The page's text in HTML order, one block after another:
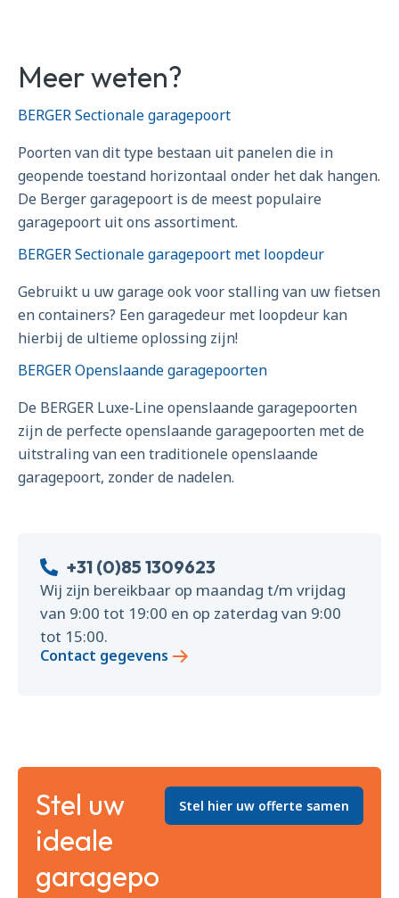
Meer weten?
BERGER Sectionale garagepoort
Poorten van dit type bestaan uit panelen die in
geopende toestand horizontaal onder het dak hangen.
De Berger garagepoort is de meest populaire
garagepoort uit ons assortiment.
BERGER Sectionale garagepoort met loopdeur
Gebruikt u uw garage ook voor stalling van uw fietsen
en containers? Een garagedeur met loopdeur kan
hierbij de ultieme oplossing zijn!
BERGER Openslaande garagepoorten
De BERGER Luxe-Line openslaande garagepoorten
zijn de perfecte openslaande garagepoorten met de
uitstraling van een traditionele openslaande
garagepoort, zonder de nadelen.
+31 (0)85 1309623
Wij zijn bereikbaar op maandag t/m vrijdag
van 9:00 tot 19:00 en op zaterdag van 9:00
tot 15:00.
Contact gegevens
Stel uw
ideale
garagepo
Stel hier uw offerte samen